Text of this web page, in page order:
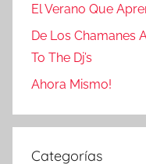
El Verano Que
De Los Chamanes
To The Dj’s
Ahora Mismo!
Categorías